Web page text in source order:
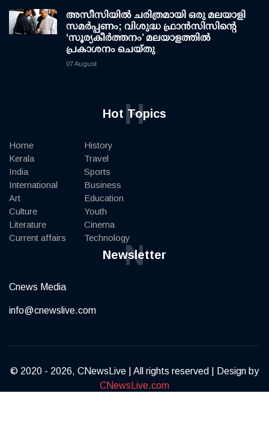
അസീസിയിൽ ചരിത്രമായി ഒരു മലയാളി
സമർപ്പണം; വിശുദ്ധ ഫ്രാൻസിസിന്റെ
‘സൂര്യകീർത്തനം’ മലയാളത്തിൽ
പ്രകാശനം ചെയ്തു
07 August
Hot Topics
H
Home
Kerala
India
International
Art
Culture
Literature
Current affairs
History
Travel
Sports
Business
Education
Youth
Cinema
Technology
Newsletter
N
Cnews Media
info@cnewslive.com
© 2020 - 2026, CNewsLive | All rights reserved | Design by
CNewsLive.com